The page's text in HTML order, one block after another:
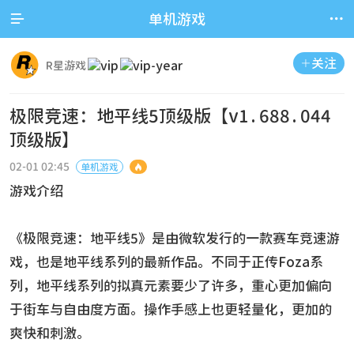
 单机游戏 
 关注
R星游戏
极限竞速：地平线5顶级版【v1.688.044
顶级版】
02-01 02:45 单机游戏 
游戏介绍
《极限竞速：地平线5》是由微软发行的一款赛车竞速游
戏，也是地平线系列的最新作品。不同于正传Foza系
列，地平线系列的拟真元素要少了许多，重心更加偏向
于街车与自由度方面。操作手感上也更轻量化，更加的
爽快和刺激。